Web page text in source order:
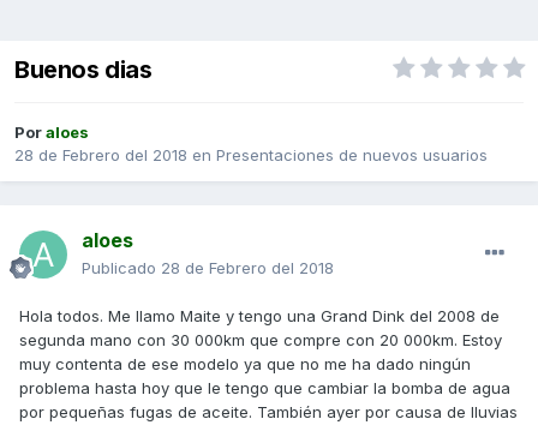
Buenos dias
Poraloes
28 de Febrero del 2018 en Presentaciones de nuevos usuarios
aloes
Publicado 28 de Febrero del 2018
Hola todos. Me llamo Maite y tengo una Grand Dink del 2008 de
segunda mano con 30 000km que compre con 20 000km. Estoy
muy contenta de ese modelo ya que no me ha dado ningún
problema hasta hoy que le tengo que cambiar la bomba de agua
por pequeñas fugas de aceite. También ayer por causa de lluvias